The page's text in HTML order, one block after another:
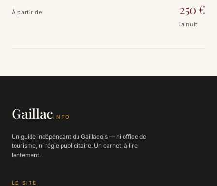
À partir de 250 €
la nuit
GaillacINFO
Un guide indépendant du Gaillacois — ni office de
tourisme, ni régie publicitaire. Un carnet, à lire
lentement.
LE SITE